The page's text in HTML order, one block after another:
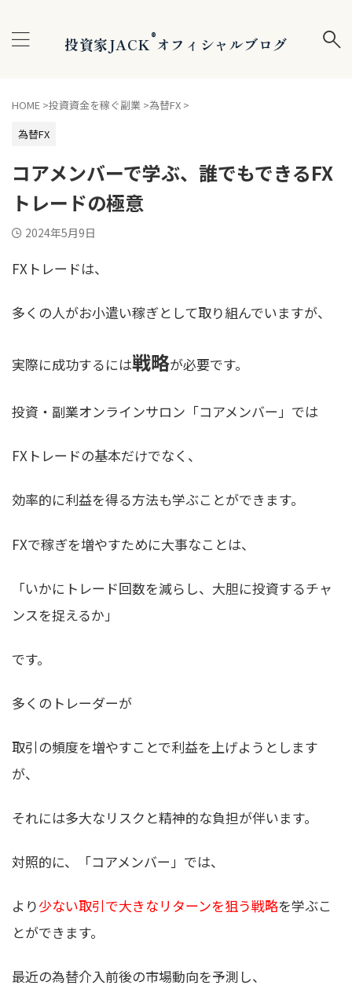
投資家JACK®オフィシャルブログ
HOME >投資資金を稼ぐ副業 >為替FX >
為替FX
コアメンバーで学ぶ、誰でもできるFX
トレードの極意
2024年5月9日
FXトレードは、
多くの人がお小遣い稼ぎとして取り組んでいますが、
実際に成功するには戦略が必要です。
投資・副業オンラインサロン「コアメンバー」では
FXトレードの基本だけでなく、
効率的に利益を得る方法も学ぶことができます。
FXで稼ぎを増やすために大事なことは、
「いかにトレード回数を減らし、大胆に投資するチャ
ンスを捉えるか 」
です。
多くのトレーダーが
取引の頻度を増やすことで利益を上げようとします
が、
それには多大なリスクと精神的な負担が伴います。
対照的に、「コアメンバー」では、
より少ない取引で大きなリターンを狙う戦略を学ぶこ
とができます。
最近の為替介入前後の市場動向を予測し、